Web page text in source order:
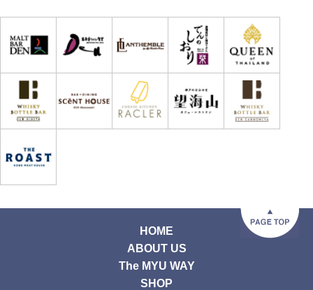
HOME
ABOUT US
The MYU WAY
SHOP